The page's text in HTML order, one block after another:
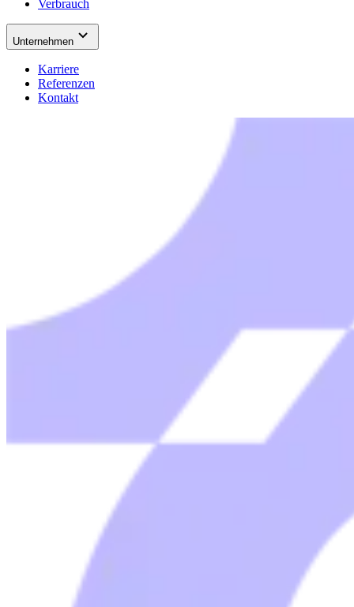
Verbrauch
Unternehmen
Karriere
Referenzen
Kontakt